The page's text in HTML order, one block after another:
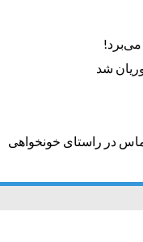
می‌برد!
شد
در راستای خونخواهی